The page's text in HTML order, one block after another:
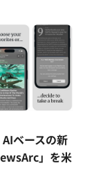
ベースの新
」を米